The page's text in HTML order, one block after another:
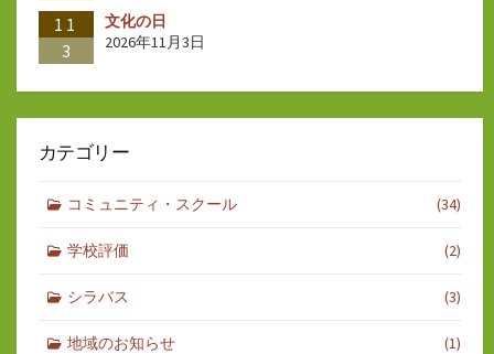
11
3
文化の日
2026年11月3日
カテゴリー
コミュニティ・スクール (34)
学校評価 (2)
シラバス (3)
地域のお知らせ (1)